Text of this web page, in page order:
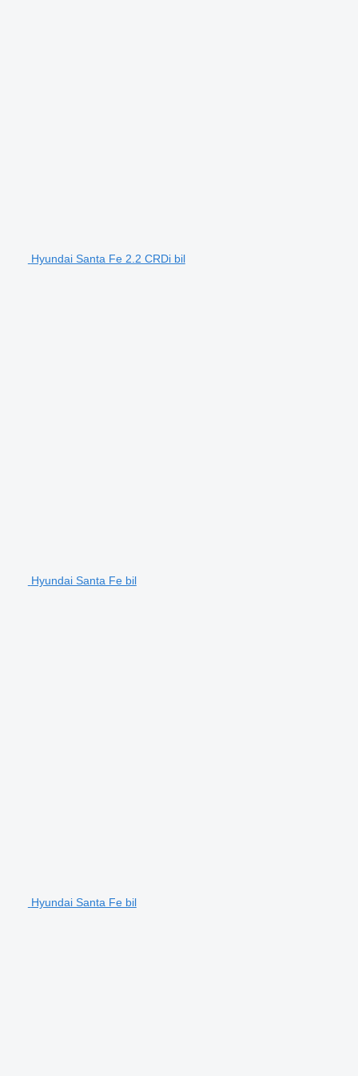
Hyundai Santa Fe 2.2 CRDi bil
Hyundai Santa Fe bil
Hyundai Santa Fe bil